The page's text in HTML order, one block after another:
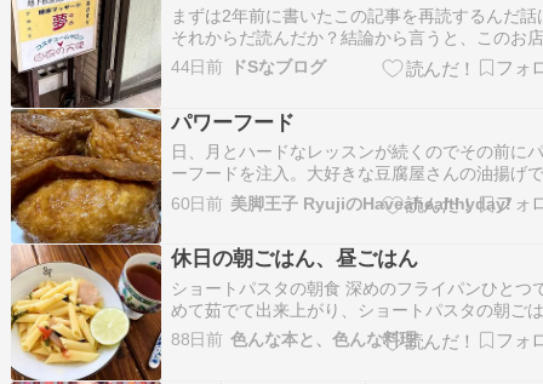
まずは2年前に書いたこの記事を再読するんだ話
それからだ読んだか？結論から言うと、このお
閉店してしまった昨年だったか、それくらいの
しい話としては知っていたんだけど、背中痛も
ようやく今日、久々の帰省ついでに見てきたわ
何…
44日前 ドSなブログ
パワーフード
日、月とハードなレッスンが続くのでその前に
ーフードを注入。大好きな豆腐屋さんの油揚げ
本薄味で多くの友人達に何を作っても薄いと言
る私が唯一濃い目の味付けで作るのはお稲荷さ
食材や水幼少期に食べていたものは格別。何か
院…
60日前 美脚王子 RyujiのHaveahealthyday!
休日の朝ごはん、昼ごはん
ショートパスタの朝食 深めのフライパンひとつ
めて茹でて出来上がり、ショートパスタの朝ご
です。 オリーブオイルでトマトとニンニク、セ
（葉も）を炒めて塩コショウ。 水とショートパ
88日前 色んな本と、色んな料理